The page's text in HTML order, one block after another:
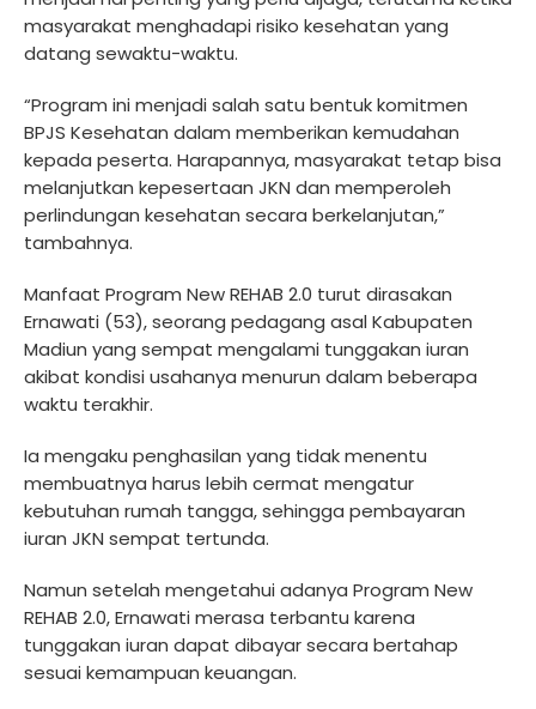
masyarakat menghadapi risiko kesehatan yang
datang sewaktu-waktu.
“Program ini menjadi salah satu bentuk komitmen
BPJS Kesehatan dalam memberikan kemudahan
kepada peserta. Harapannya, masyarakat tetap bisa
melanjutkan kepesertaan JKN dan memperoleh
perlindungan kesehatan secara berkelanjutan,”
tambahnya.
Manfaat Program New REHAB 2.0 turut dirasakan
Ernawati (53), seorang pedagang asal Kabupaten
Madiun yang sempat mengalami tunggakan iuran
akibat kondisi usahanya menurun dalam beberapa
waktu terakhir.
Ia mengaku penghasilan yang tidak menentu
membuatnya harus lebih cermat mengatur
kebutuhan rumah tangga, sehingga pembayaran
iuran JKN sempat tertunda.
Namun setelah mengetahui adanya Program New
REHAB 2.0, Ernawati merasa terbantu karena
tunggakan iuran dapat dibayar secara bertahap
sesuai kemampuan keuangan.